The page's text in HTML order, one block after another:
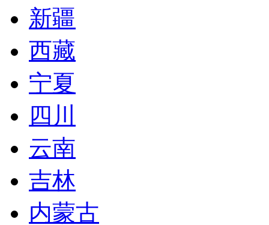
新疆
西藏
宁夏
四川
云南
吉林
内蒙古